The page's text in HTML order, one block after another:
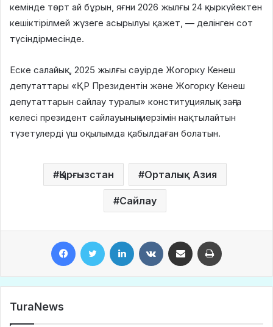
кемінде төрт ай бұрын, яғни 2026 жылғы 24 қыркүйектен
кешіктірілмей жүзеге асырылуы қажет, — делінген сот
түсіндірмесінде.
Еске салайық, 2025 жылғы сәуірде Жогорку Кенеш
депутаттары «ҚР Президентін және Жогорку Кенеш
депутаттарын сайлау туралы» конституциялық заңға
келесі президент сайлауының мерзімін нақтылайтын
түзетулерді үш оқылымда қабылдаған болатын.
Қырғызстан Орталық Азия
Сайлау
TuraNews